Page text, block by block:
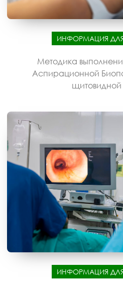
ИНФОРМАЦИЯ
Методика
Аспирационной
ИНФОРМАЦИЯ